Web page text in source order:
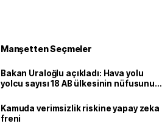
Manşetten Seçmeler
Bakan Uraloğlu açıkladı: Hava yolu
yolcu sayısı 18 AB ülkesinin nüfusunu
Kamuda verimsizlik riskine yapay zeka
freni